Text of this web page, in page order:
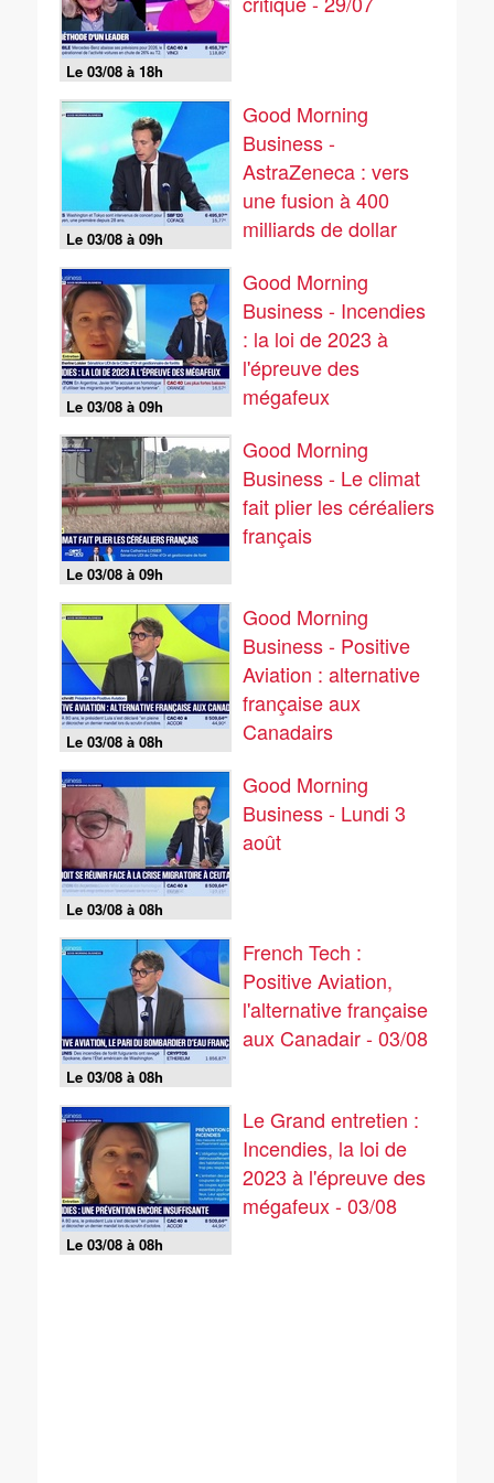
Le 03/08 à 18h
Le 03/08 à 09h
Good Morning
Business -
AstraZeneca : vers
une fusion à 400
milliards de dollar
Le 03/08 à 09h
Good Morning
Business - Incendies
: la loi de 2023 à
l'épreuve des
mégafeux
Le 03/08 à 09h
Good Morning
Business - Le climat
fait plier les céréaliers
français
Le 03/08 à 08h
Good Morning
Business - Positive
Aviation : alternative
française aux
Canadairs
Le 03/08 à 08h
Good Morning
Business - Lundi 3
août
Le 03/08 à 08h
French Tech :
Positive Aviation,
l'alternative française
aux Canadair - 03/08
Le 03/08 à 08h
Le Grand entretien :
Incendies, la loi de
2023 à l'épreuve des
mégafeux - 03/08